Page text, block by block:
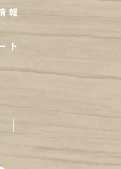
報
ト